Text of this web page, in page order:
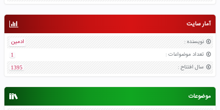
آمار سایت
نویسنده :
ادمین
تعداد موضواعات :
1
سال افتتاح :
1395
موضوعات